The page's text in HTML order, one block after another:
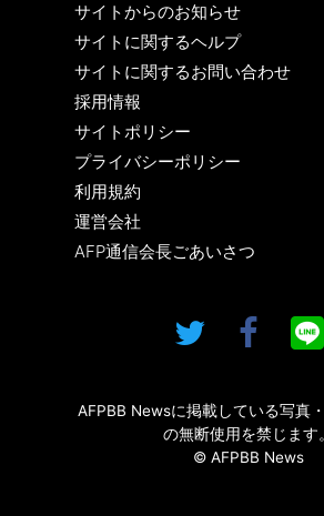
サイトからのお知らせ
サイトに関するヘルプ
サイトに関するお問い合わせ
採用情報
サイトポリシー
プライバシーポリシー
利用規約
運営会社
AFP通信会長ごあいさつ
AFPBB Newsに掲載している写真
の無断使用を禁じます。
© AFPBB News